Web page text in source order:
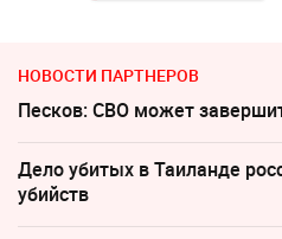
НОВОСТИ ПАРТНЕРОВ
Песков: СВО может
Дело убитых в Таиланде
убийств